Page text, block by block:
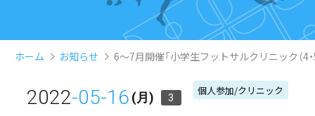
ホーム お知らせ 6～7月開催「小学生フットサルクリニック（4
2022-05-16 (月) 3
個人参加/クリニック